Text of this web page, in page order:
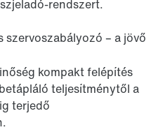
rendszert.
– a jövő
kompakt felépítés
teljesítménytől a
terjedő